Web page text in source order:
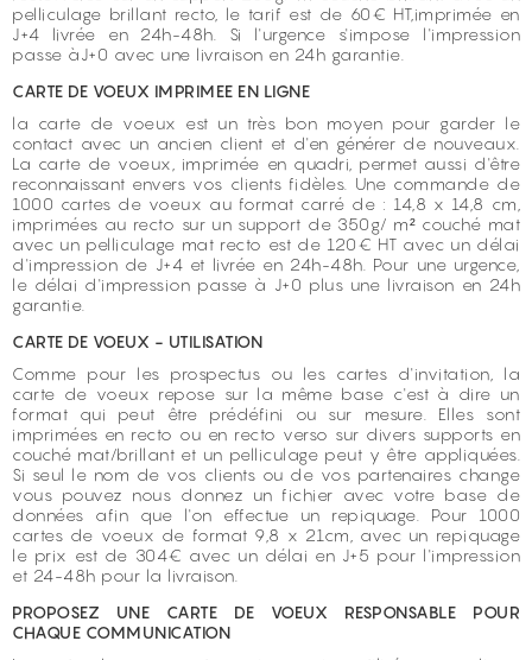
pelliculage brillant recto, le tarif est de 60€ HT,imprimée en
J+4 livrée en 24h-48h. Si l'urgence s'impose l'impression
passe àJ+0 avec une livraison en 24h garantie.
CARTE DE VOEUX IMPRIMEE EN LIGNE
la carte de voeux est un très bon moyen pour garder le
contact avec un ancien client et d'en générer de nouveaux.
La carte de voeux, imprimée en quadri, permet aussi d'être
reconnaissant envers vos clients fidèles. Une commande de
1000 cartes de voeux au format carré de : 14,8 x 14,8 cm,
imprimées au recto sur un support de 350g/ m² couché mat
avec un pelliculage mat recto est de 120€ HT avec un délai
d'impression de J+4 et livrée en 24h-48h. Pour une urgence,
le délai d'impression passe à J+0 plus une livraison en 24h
garantie.
CARTE DE VOEUX - UTILISATION
Comme pour les prospectus ou les cartes d'invitation, la
carte de voeux repose sur la même base c'est à dire un
format qui peut être prédéfini ou sur mesure. Elles sont
imprimées en recto ou en recto verso sur divers supports en
couché mat/brillant et un pelliculage peut y être appliquées.
Si seul le nom de vos clients ou de vos partenaires change
vous pouvez nous donnez un fichier avec votre base de
données afin que l'on effectue un repiquage. Pour 1000
cartes de voeux de format 9,8 x 21cm, avec un repiquage
le prix est de 304€ avec un délai en J+5 pour l'impression
et 24-48h pour la livraison.
PROPOSEZ UNE CARTE DE VOEUX RESPONSABLE POUR
CHAQUE COMMUNICATION